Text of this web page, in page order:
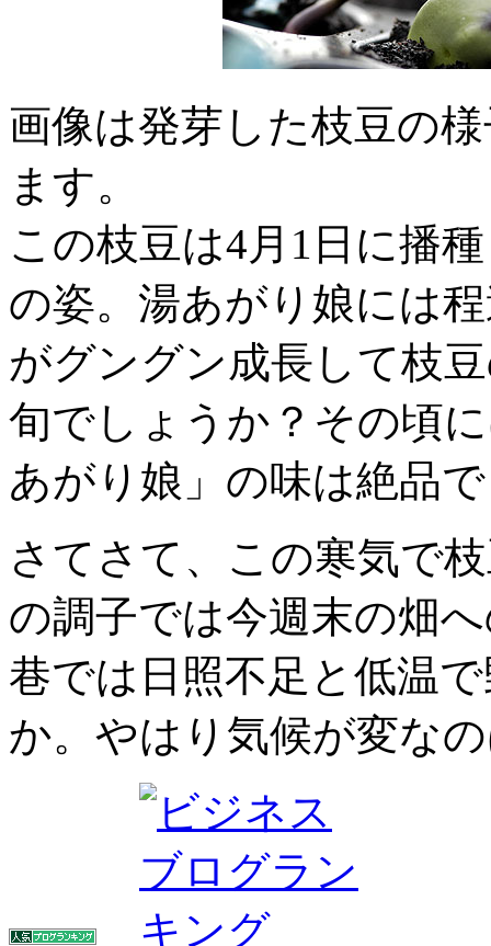
画像は発芽した枝豆の
ます。
この枝豆は4月1日に播
の姿。湯あがり娘には
がグングン成長して枝
旬でしょうか？その頃
あがり娘」の味は絶品
さてさて、この寒気で
の調子では今週末の畑
巷では日照不足と低温
か。やはり気候が変な